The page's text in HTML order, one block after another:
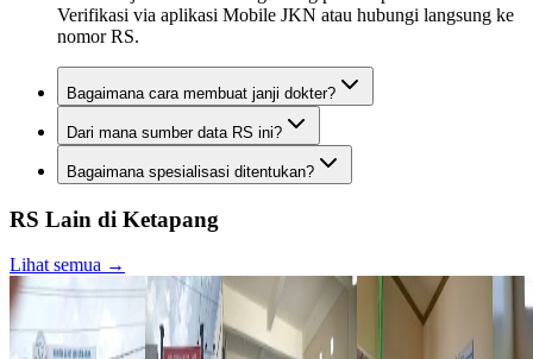
Verifikasi via aplikasi Mobile JKN atau hubungi langsung ke
nomor RS.
Bagaimana cara membuat janji dokter?
Dari mana sumber data RS ini?
Bagaimana spesialisasi ditentukan?
RS Lain di Ketapang
Lihat semua →